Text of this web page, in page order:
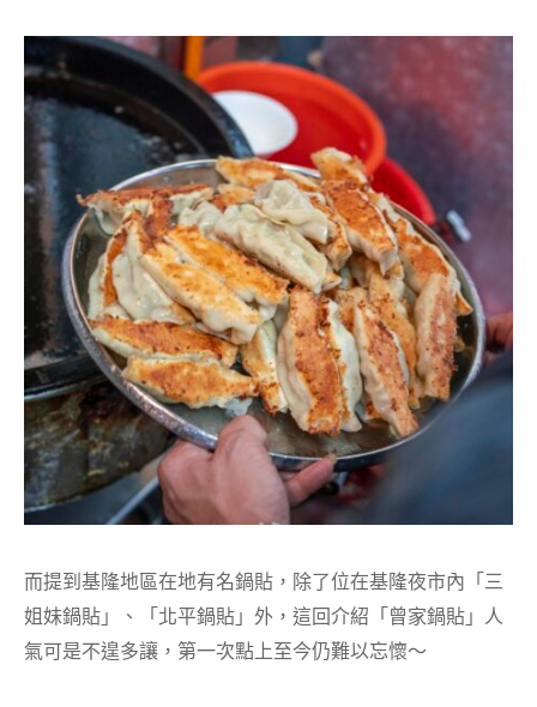
而提到基隆地區在地有名鍋貼，除了位在基隆夜市內「三
姐妹鍋貼」、「北平鍋貼」外，這回介紹「曾家鍋貼」人
氣可是不遑多讓，第一次點上至今仍難以忘懷～